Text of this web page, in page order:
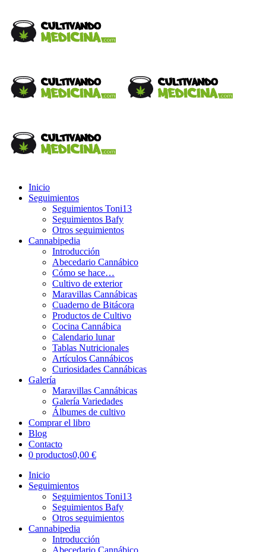
Inicio
Seguimientos
Seguimientos Toni13
Seguimientos Bafy
Otros seguimientos
Cannabipedia
Introducción
Abecedario Cannábico
Cómo se hace…
Cultivo de exterior
Maravillas Cannábicas
Cuaderno de Bitácora
Productos de Cultivo
Cocina Cannábica
Calendario lunar
Tablas Nutricionales
Artículos Cannábicos
Curiosidades Cannábicas
Galería
Maravillas Cannábicas
Galería Variedades
Álbumes de cultivo
Comprar el libro
Blog
Contacto
0 productos0,00 €
Inicio
Seguimientos
Seguimientos Toni13
Seguimientos Bafy
Otros seguimientos
Cannabipedia
Introducción
Abecedario Cannábico